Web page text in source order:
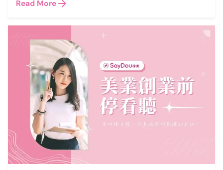
Read More